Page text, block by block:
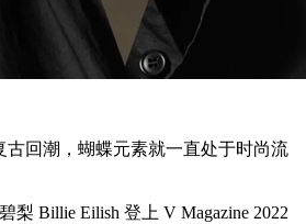
回潮，蝴蝶元素就一直处于时尚流
Billie Eilish 登上 V Magazine 2022